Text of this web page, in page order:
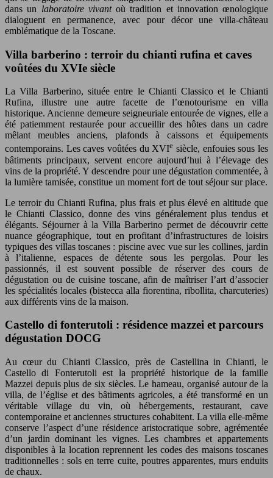
dans un laboratoire vivantoù tradition et innovation œnologique
dialoguent en permanence, avec pour décor une villa-château
emblématique de la Toscane.
Villa barberino : terroir du chianti rufina et caves
voûtées du XVIe siècle
La Villa Barberino, située entre le Chianti Classico et le Chianti
Rufina, illustre une autre facette de l’œnotourisme en villa
historique. Ancienne demeure seigneuriale entourée de vignes, elle a
été patiemment restaurée pour accueillir des hôtes dans un cadre
mêlant meubles anciens, plafonds à caissons et équipements
contemporains. Les caves voûtées du XVIe siècle, enfouies sous les
bâtiments principaux, servent encore aujourd’hui à l’élevage des
vins de la propriété. Y descendre pour une dégustation commentée, à
la lumière tamisée, constitue un moment fort de tout séjour sur place.
Le terroir du Chianti Rufina, plus frais et plus élevé en altitude que
le Chianti Classico, donne des vins généralement plus tendus et
élégants. Séjourner à la Villa Barberino permet de découvrir cette
nuance géographique, tout en profitant d’infrastructures de loisirs
typiques des villas toscanes : piscine avec vue sur les collines, jardin
à l’italienne, espaces de détente sous les pergolas. Pour les
passionnés, il est souvent possible de réserver des cours de
dégustation ou de cuisine toscane, afin de maîtriser l’art d’associer
les spécialités locales (bistecca alla fiorentina, ribollita, charcuteries)
aux différents vins de la maison.
Castello di fonterutoli : résidence mazzei et parcours
dégustation DOCG
Au cœur du Chianti Classico, près de Castellina in Chianti, le
Castello di Fonterutoli est la propriété historique de la famille
Mazzei depuis plus de six siècles. Le hameau, organisé autour de la
villa, de l’église et des bâtiments agricoles, a été transformé en un
véritable village du vin, où hébergements, restaurant, cave
contemporaine et anciennes structures cohabitent. La villa elle-même
conserve l’aspect d’une résidence aristocratique sobre, agrémentée
d’un jardin dominant les vignes. Les chambres et appartements
disponibles à la location reprennent les codes des maisons toscanes
traditionnelles : sols en terre cuite, poutres apparentes, murs enduits
de chaux.